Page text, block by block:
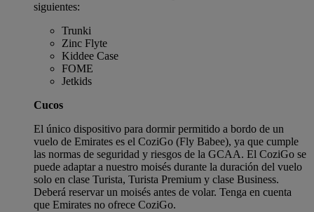
siguientes:
Trunki
Zinc Flyte
Kiddee Case
FOME
Jetkids
Cucos
El único dispositivo para dormir permitido a bordo de un
vuelo de Emirates es el CoziGo (Fly Babee), ya que cumple
las normas de seguridad y riesgos de la GCAA. El CoziGo se
puede adaptar a nuestro moisés durante la duración del vuelo
solo en clase Turista, Turista Premium y clase Business.
Deberá reservar un moisés antes de volar. Tenga en cuenta
que Emirates no ofrece CoziGo.